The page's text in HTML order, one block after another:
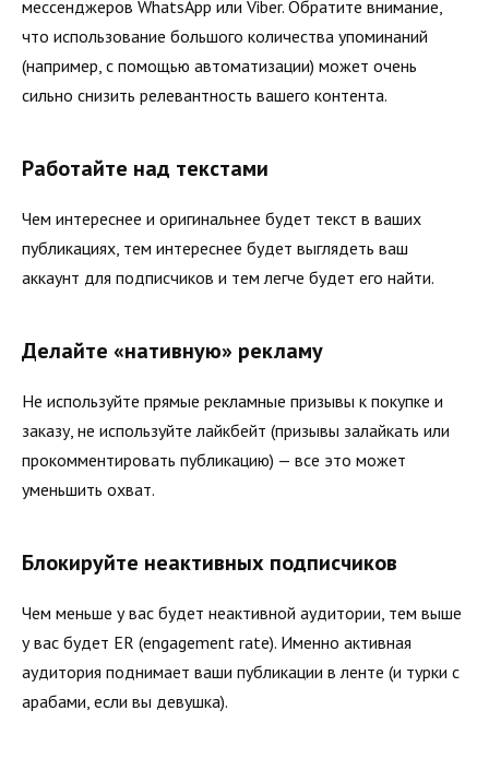
мессенджеров WhatsApp или Viber. Обратите внимание,
что использование большого количества упоминаний
(например, с помощью автоматизации) может очень
сильно снизить релевантность вашего контента.
Работайте над текстами
Чем интереснее и оригинальнее будет текст в ваших
публикациях, тем интереснее будет выглядеть ваш
аккаунт для подписчиков и тем легче будет его найти.
Делайте «нативную» рекламу
Не используйте прямые рекламные призывы к покупке и
заказу, не используйте лайкбейт (призывы залайкать или
прокомментировать публикацию) — все это может
уменьшить охват.
Блокируйте неактивных подписчиков
Чем меньше у вас будет неактивной аудитории, тем выше
у вас будет ER (engagement rate). Именно активная
аудитория поднимает ваши публикации в ленте (и турки с
арабами, если вы девушка).